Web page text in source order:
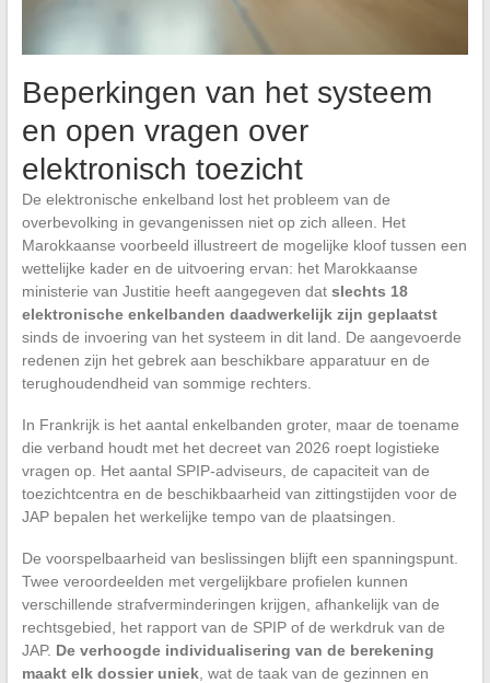
Beperkingen van het systeem
en open vragen over
elektronisch toezicht
De elektronische enkelband lost het probleem van de
overbevolking in gevangenissen niet op zich alleen. Het
Marokkaanse voorbeeld illustreert de mogelijke kloof tussen een
wettelijke kader en de uitvoering ervan: het Marokkaanse
ministerie van Justitie heeft aangegeven dat slechts 18
elektronische enkelbanden daadwerkelijk zijn geplaatst
sinds de invoering van het systeem in dit land. De aangevoerde
redenen zijn het gebrek aan beschikbare apparatuur en de
terughoudendheid van sommige rechters.
In Frankrijk is het aantal enkelbanden groter, maar de toename
die verband houdt met het decreet van 2026 roept logistieke
vragen op. Het aantal SPIP-adviseurs, de capaciteit van de
toezichtcentra en de beschikbaarheid van zittingstijden voor de
JAP bepalen het werkelijke tempo van de plaatsingen.
De voorspelbaarheid van beslissingen blijft een spanningspunt.
Twee veroordeelden met vergelijkbare profielen kunnen
verschillende strafverminderingen krijgen, afhankelijk van de
rechtsgebied, het rapport van de SPIP of de werkdruk van de
JAP. De verhoogde individualisering van de berekening
maakt elk dossier uniek, wat de taak van de gezinnen en